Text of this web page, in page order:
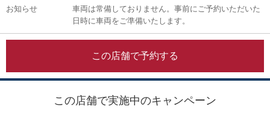
お知らせ
車両は常備しておりません。事前にご予約いただいた
日時に車両をご準備いたします。
この店舗で予約する
この店舗で実施中のキャンペーン